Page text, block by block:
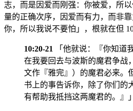
志，而是因爱而刚强：你被爱，所
量的正确次序，因爱而有力，而非
你，所以我说不要怕」，根就在但 10
10:20-21
「他就说：『你知道
在我要回去与波斯的魔君争战
文作『雅完』）的魔君必来。
书上的事告诉你，除了你们的
有帮助我抵挡这两魔君的。』」